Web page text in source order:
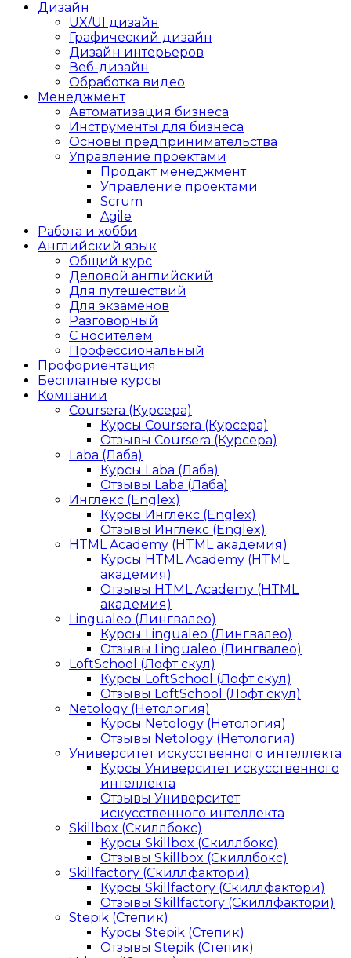
Дизайн
UX/UI дизайн
Графический дизайн
Дизайн интерьеров
Веб-дизайн
Обработка видео
Менеджмент
Автоматизация бизнеса
Инструменты для бизнеса
Основы предпринимательства
Управление проектами
Продакт менеджмент
Управление проектами
Scrum
Agile
Работа и хобби
Английский язык
Общий курс
Деловой английский
Для путешествий
Для экзаменов
Разговорный
С носителем
Профессиональный
Профориентация
Бесплатные курсы
Компании
Coursera (Курсера)
Курсы Coursera (Курсера)
Отзывы Coursera (Курсера)
Laba (Лаба)
Курсы Laba (Лаба)
Отзывы Laba (Лаба)
Инглекс (Englex)
Курсы Инглекс (Englex)
Отзывы Инглекс (Englex)
HTML Academy (HTML академия)
Курсы HTML Academy (HTML
академия)
Отзывы HTML Academy (HTML
академия)
Lingualeo (Лингвалео)
Курсы Lingualeo (Лингвалео)
Отзывы Lingualeo (Лингвалео)
LoftSchool (Лофт скул)
Курсы LoftSchool (Лофт скул)
Отзывы LoftSchool (Лофт скул)
Netology (Нетология)
Курсы Netology (Нетология)
Отзывы Netology (Нетология)
Университет искусственного интеллекта
Курсы Университет искусственного
интеллекта
Отзывы Университет
искусственного интеллекта
Skillbox (Скиллбокс)
Курсы Skillbox (Скиллбокс)
Отзывы Skillbox (Скиллбокс)
Skillfactory (Скиллфактори)
Курсы Skillfactory (Скиллфактори)
Отзывы Skillfactory (Скиллфактори)
Stepik (Степик)
Курсы Stepik (Степик)
Отзывы Stepik (Степик)